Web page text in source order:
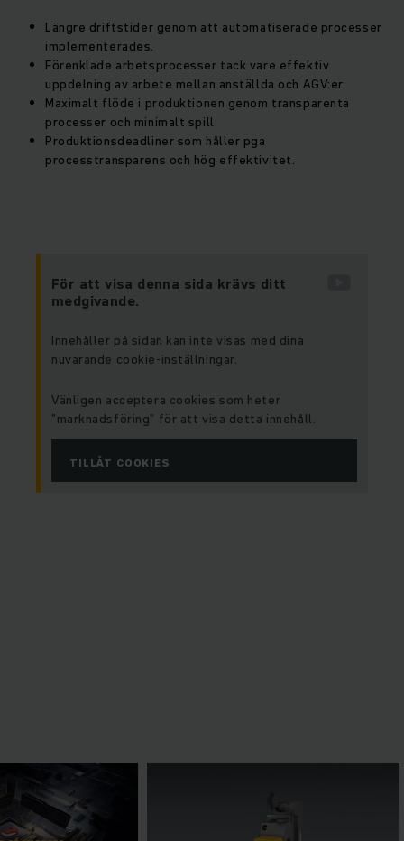
Längre driftstider genom att automatiserade processer
implementerades.
Förenklade arbetsprocesser tack vare effektiv
uppdelning av arbete mellan anställda och AGV:er.
Maximalt flöde i produktionen genom transparenta
processer och minimalt spill.
Produktionsdeadliner som håller pga
processtransparens och hög effektivitet.
För att visa denna sida krävs ditt
medgivande.
Innehåller på sidan kan inte visas med dina
nuvarande cookie-inställningar.
Vänligen acceptera cookies som heter
”marknadsföring” för att visa detta innehåll.
TILLÅT COOKIES